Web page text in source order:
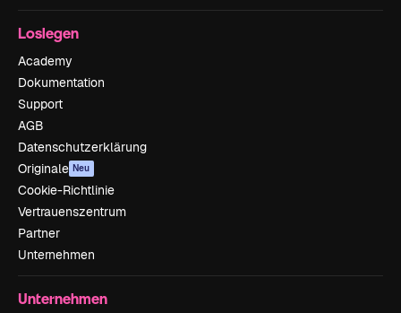
Loslegen
Academy
Dokumentation
Support
AGB
Datenschutzerklärung
Originale Neu
Cookie-Richtlinie
Vertrauenszentrum
Partner
Unternehmen
Unternehmen